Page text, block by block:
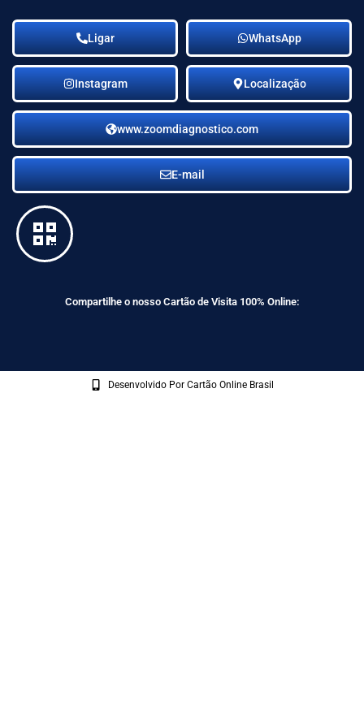
Ligar WhatsApp
Instagram Localização
www.zoomdiagnostico.com
E-mail
Compartilhe o nosso Cartão de Visita 100% Online:
Desenvolvido Por Cartão Online Brasil